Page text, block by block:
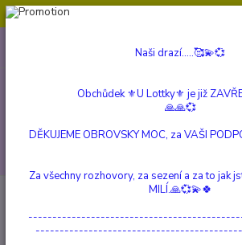
CZK
Emotion Black Onyx
Emotion Black Onyx
Naši drazí.....🥰💫💞
Obchůdek ⚜️U Lottky⚜️ je již
🙏🙏💞
DĚKUJEME OBROVSKY MOC, za VAŠI
Za všechny rozhovory, za sezení a za to jak
MILÍ.🙏💞💫🍀